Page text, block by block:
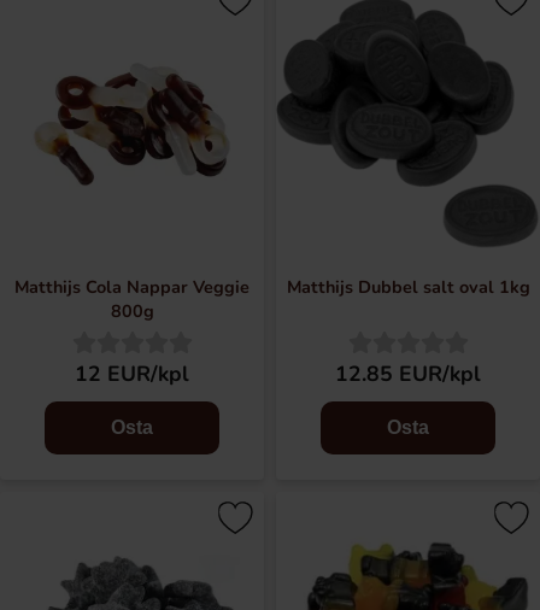
Matthijs Cola Nappar Veggie
800g
12 EUR/kpl
Osta
Matthijs Dubbel salt oval 1kg
12.85 EUR/kpl
Osta